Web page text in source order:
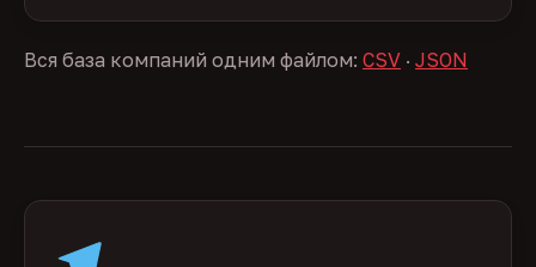
Вся база компаний одним файлом: CSV · JSON